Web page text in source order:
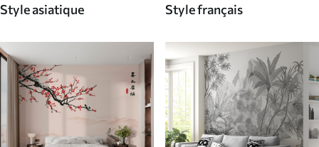
Style asiatique Style français